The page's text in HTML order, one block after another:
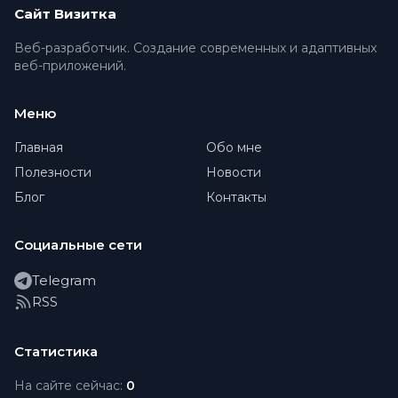
Сайт Визитка
Веб-разработчик. Создание современных и адаптивных
веб-приложений.
Меню
Главная
Обо мне
Полезности
Новости
Блог
Контакты
Социальные сети
Telegram
RSS
Статистика
На сайте сейчас: 0